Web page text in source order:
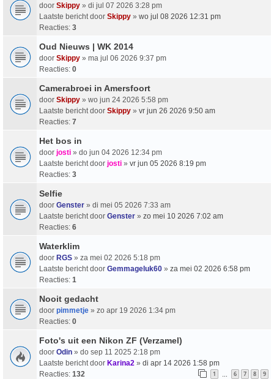
door Skippy » di jul 07 2026 3:28 pm
Laatste bericht door Skippy » wo jul 08 2026 12:31 pm
Reacties: 3
Oud Nieuws | WK 2014
door Skippy » ma jul 06 2026 9:37 pm
Reacties: 0
Camerabroei in Amersfoort
door Skippy » wo jun 24 2026 5:58 pm
Laatste bericht door Skippy » vr jun 26 2026 9:50 am
Reacties: 7
Het bos in
door josti » do jun 04 2026 12:34 pm
Laatste bericht door josti » vr jun 05 2026 8:19 pm
Reacties: 3
Selfie
door Genster » di mei 05 2026 7:33 am
Laatste bericht door Genster » zo mei 10 2026 7:02 am
Reacties: 6
Waterklim
door RGS » za mei 02 2026 5:18 pm
Laatste bericht door Gemmageluk60 » za mei 02 2026 6:58 pm
Reacties: 1
Nooit gedacht
door pimmetje » zo apr 19 2026 1:34 pm
Reacties: 0
Foto's uit een Nikon ZF (Verzamel)
door Odin » do sep 11 2025 2:18 pm
Laatste bericht door Karina2 » di apr 14 2026 1:58 pm
Reacties: 132 1 … 6 7 8 9